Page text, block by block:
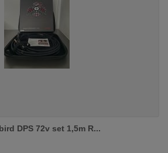
DPS 72v set 1,5m R...